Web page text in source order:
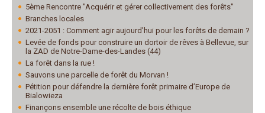
5ème Rencontre "Acquérir et gérer collectivement des forêts"
Branches locales
2021-2051 : Comment agir aujourd’hui pour les forêts de demain ?
Levée de fonds pour construire un dortoir de rêves à Bellevue, sur
la ZAD de Notre-Dame-des-Landes (44)
La forêt dans la rue !
Sauvons une parcelle de forêt du Morvan !
Pétition pour défendre la dernière forêt primaire d’Europe de
Bialowieza
Finançons ensemble une récolte de bois éthique